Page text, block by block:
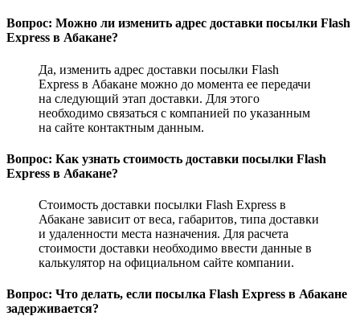
Вопрос: Можно ли изменить адрес доставки посылки Flash
Express в Абакане?
Да, изменить адрес доставки посылки Flash
Express в Абакане можно до момента ее передачи
на следующий этап доставки. Для этого
необходимо связаться с компанией по указанным
на сайте контактным данным.
Вопрос: Как узнать стоимость доставки посылки Flash
Express в Абакане?
Стоимость доставки посылки Flash Express в
Абакане зависит от веса, габаритов, типа доставки
и удаленности места назначения. Для расчета
стоимости доставки необходимо ввести данные в
калькулятор на официальном сайте компании.
Вопрос: Что делать, если посылка Flash Express в Абакане
задерживается?